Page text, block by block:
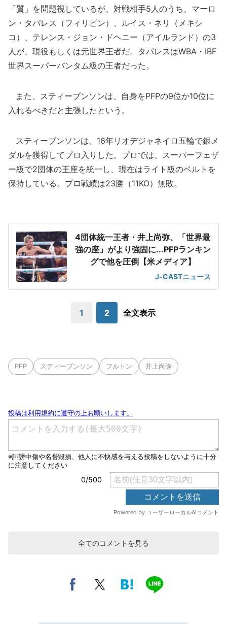
「質」を問題視しているが、対戦相手5人のうち、マーロ
ン・タパレス（フィリピン）、ルイス・ネリ（メキシ
コ）、テレンス・ジョン・ドヘニー（アイルランド）の3
人が、現役もしくは元世界王者だ。タパレスはWBA・IBF
世界スーパーバンタム級の王者だった。
また、スティーブンソンは、自身をPFPの9位か10位に
入れるべきだと主張したという。
スティーブンソンは、16年リオデジャネイロ五輪で銀メ
ダルを獲得してプロ入りした。プロでは、スーパーフェザ
ー級で2団体の王座を統一し、現在はライト級のベルトを
保持している。プロ戦績は23勝（11KO）無敗。
4団体統一王者・井上尚弥、「世界最
強の座」がより強固に...PFPランキン
グで他を圧倒【米メディア】
J-CASTニュース
1 2 全文表示
PFP スティーブンソン フルトン 井上尚弥
全てのコメントを見る